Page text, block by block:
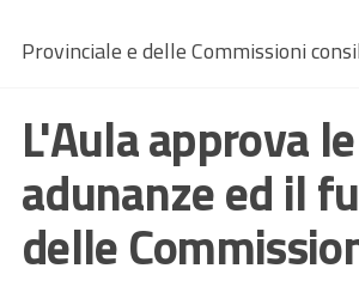
Provinciale e delle Commissioni
L'Aula approva
adunanze ed il
delle